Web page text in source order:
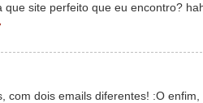
que site perfeito que eu encontro?
com dois emails diferentes! :O